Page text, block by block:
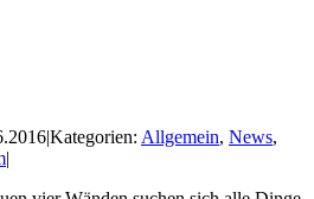
|Kategorien: Allgemein, News,
|